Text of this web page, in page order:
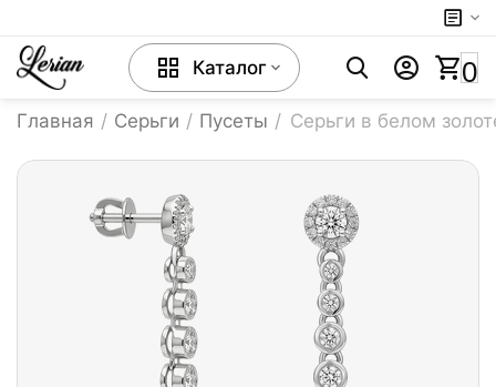
Каталог 0
Главная / Серьги / Пусеты / Серьги в белом